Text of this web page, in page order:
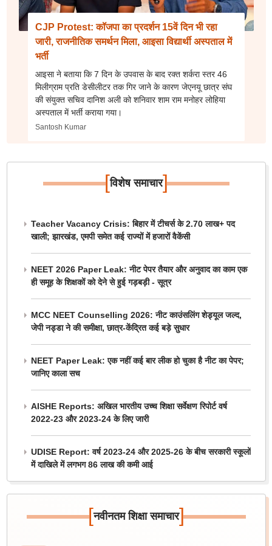
CJP Protest: कॉजपा का प्रदर्शन 15वें दिन भी रहा
जारी, राजनीतिक समर्थन मिला, आइसा विद्यार्थी अस्पताल में
भर्ती
आइसा ने बताया कि 7 दिन के उपवास के बाद रक्त शर्करा स्तर 46
मिलीग्राम प्रति डेसीलीटर तक गिर जाने के कारण जेएनयू छात्र संघ
की संयुक्त सचिव दानिश अली को शनिवार शाम राम मनोहर लोहिया
अस्पताल में भर्ती कराया गया।
Santosh Kumar
[विशेष समाचार]
Teacher Vacancy Crisis: बिहार में टीचर्स के 2.70 लाख+ पद
खाली; झारखंड, एमपी समेत कई राज्यों में हजारों वैकेंसी
NEET 2026 Paper Leak: नीट पेपर तैयार और अनुवाद का काम एक
ही समूह के शिक्षकों को देने से हुई गड़बड़ी - सूत्र
MCC NEET Counselling 2026: नीट काउंसलिंग शेड्यूल जल्द,
जेपी नड्डा ने की समीक्षा, छात्र-केंद्रित कई बड़े सुधार
NEET Paper Leak: एक नहीं कई बार लीक हो चुका है नीट का पेपर;
जानिए काला सच
AISHE Reports: अखिल भारतीय उच्च शिक्षा सर्वेक्षण रिपोर्ट वर्ष
2022-23 और 2023-24 के लिए जारी
UDISE Report: वर्ष 2023-24 और 2025-26 के बीच सरकारी स्कूलों
में दाखिले में लगभग 86 लाख की कमी आई
[नवीनतम शिक्षा समाचार]